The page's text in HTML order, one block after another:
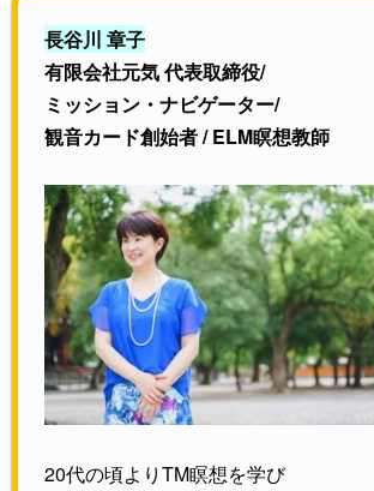
長谷川 章子
有限会社元気 代表取締役/
ミッション・ナビゲーター/
観音カード創始者 / ELM瞑想教師
20代の頃よりTM瞑想を学び